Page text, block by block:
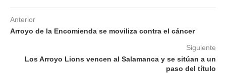
Anterior
Arroyo de la Encomienda se moviliza contra el cáncer
Siguiente
Los Arroyo Lions vencen al Salamanca y se sitúan a un
paso del título